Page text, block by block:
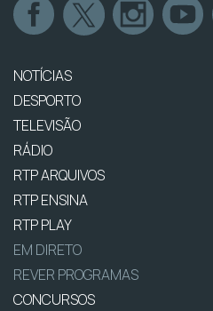
NOTÍCIAS
DESPORTO
TELEVISÃO
RÁDIO
RTP ARQUIVOS
RTP ENSINA
RTP PLAY
EM DIRETO
REVER PROGRAMAS
CONCURSOS